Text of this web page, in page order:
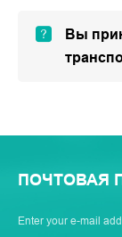
Вы
ПОЧТОВАЯ